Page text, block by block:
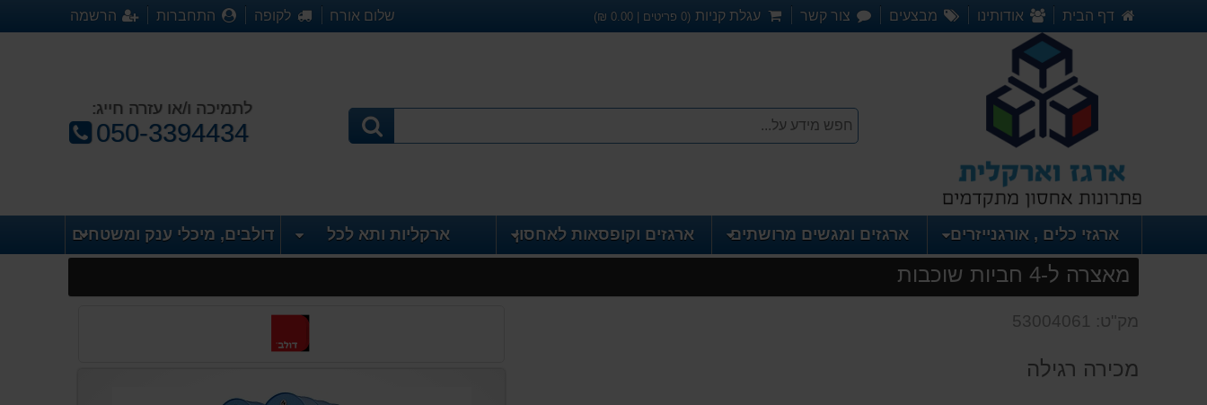
דף הבית אודותינו מבצעים צור קשר עגלת קניות (
0פריטים | 0.00
₪) שלום אורח לקופה התחברות הרשמה
לתמיכה ו/או עזרה חייג:
טלפון:
050-3394434
ארגזי כלים , אורגנייזרים ארגזים ומגשים מרושתים ארגזים וקופסאות לאחסון ארקליות ותא לכל דולבים, מיכלי ענק ומשטחים
מאצרה ל-4 חביות שוכבות
מק"ט: 53004061
מכירה רגילה